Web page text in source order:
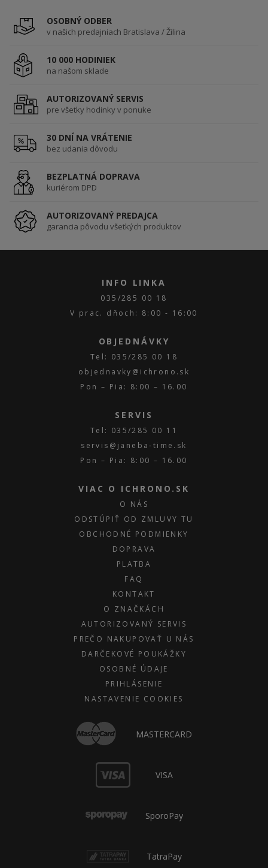
OSOBNÝ ODBER
v našich predajniach Bratislava / Žilina
10 000 HODINIEK
na našom sklade
AUTORIZOVANÝ SERVIS
pre všetky hodinky v ponuke
30 DNÍ NA VRÁTENIE
bez udania dôvodu
BEZPLATNÁ DOPRAVA
kuriérom DPD
AUTORIZOVANÝ PREDAJCA
garancia pôvodu všetkých produktov
INFO LINKA
035/285 00 18
V prac. dňoch: 8:00 - 16:00
OBJEDNÁVKY
Tel: 035/285 00 18
objednavky@ichrono.sk
Pon – Pia: 8:00 – 16.00
SERVIS
Tel: 035/285 00 11
servis@janeba-time.sk
Pon – Pia: 8:00 – 16.00
VIAC O ICHRONO.SK
O NÁS
ODSTÚPIŤ OD ZMLUVY TU
OBCHODNÉ PODMIENKY
DOPRAVA
PLATBA
FAQ
KONTAKT
O ZNAČKÁCH
AUTORIZOVANÝ SERVIS
PREČO NAKUPOVAŤ U NÁS
DARČEKOVÉ POUKÁŽKY
OSOBNÉ ÚDAJE
PRIHLÁSENIE
NASTAVENIE COOKIES
MASTERCARD
VISA
SporoPay
TatraPay